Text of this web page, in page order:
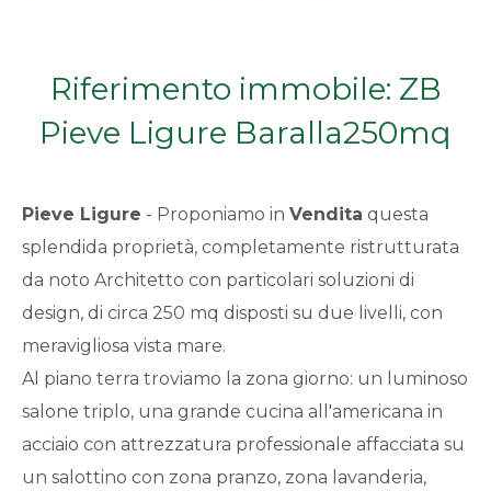
Riferimento immobile: ZB
Pieve Ligure Baralla250mq
Pieve Ligure - Proponiamo inVendita questa
splendida proprietà, completamente ristrutturata
da noto Architetto con particolari soluzioni di
design, di circa 250 mq disposti su due livelli, con
meravigliosa vista mare.
Al piano terra troviamo la zona giorno: un luminoso
salone triplo, una grande cucina all'americana in
acciaio con attrezzatura professionale affacciata su
un salottino con zona pranzo, zona lavanderia,
3
4
5
5+